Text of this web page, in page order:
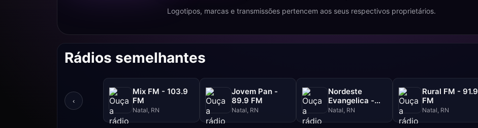
Logotipos, marcas e transmissões pertencem aos seus respectivos proprietários.
Rádios semelhantes
‹
Mix FM - 103.9
FM
Natal, RN
Jovem Pan -
89.9 FM
Natal, RN
Nordeste
Evangelica -
92.5 FM
Natal, RN
Rural FM - 91.9
FM
Natal, RN